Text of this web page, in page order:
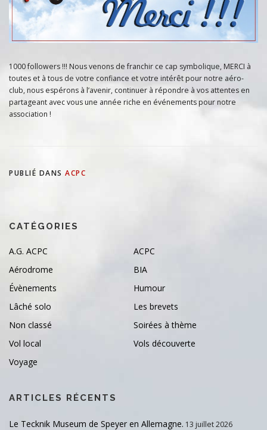
1000 followers !!! Nous venons de franchir ce cap symbolique, MERCI à
toutes et à tous de votre confiance et votre intérêt pour notre aéro-
club, nous espérons à l’avenir, continuer à répondre à vos attentes en
partageant avec vous une année riche en événements pour notre
association !
PUBLIÉ DANS ACPC
CATÉGORIES
A.G. ACPC
ACPC
Aérodrome
BIA
Évènements
Humour
Lâché solo
Les brevets
Non classé
Soirées à thème
Vol local
Vols découverte
Voyage
ARTICLES RÉCENTS
Le Tecknik Museum de Speyer en Allemagne. 13 juillet 2026